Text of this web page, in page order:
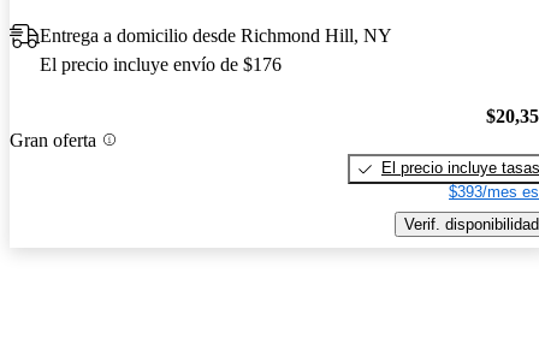
Entrega a domicilio desde Richmond Hill, NY
El precio incluye envío de $176
Gran oferta
El precio incluye tasas
$393/mes
Verif. disponibilidad